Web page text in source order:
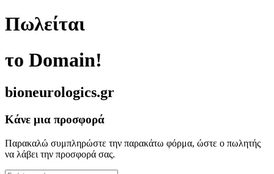
Πωλείται
το Domain!
bioneurologics.gr
Κάνε μια προσφορά
Παρακαλώ συμπληρώστε την παρακάτω φόρμα, ώστε ο πωλητής
να λάβει την προσφορά σας.